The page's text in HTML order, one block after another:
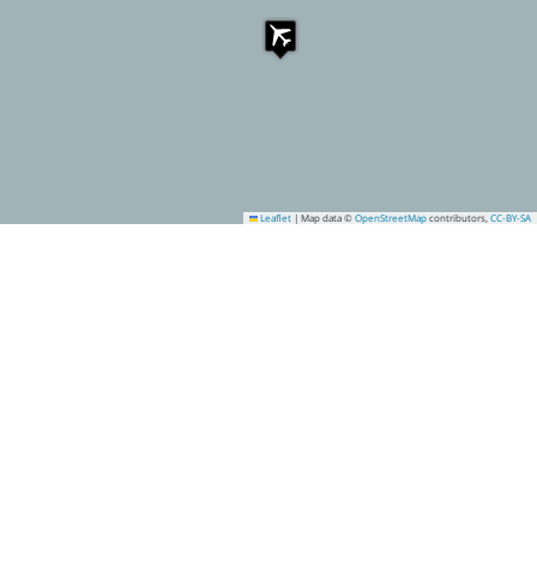
Leaflet | Map data © OpenStreetMap contributors, CC-BY-SA